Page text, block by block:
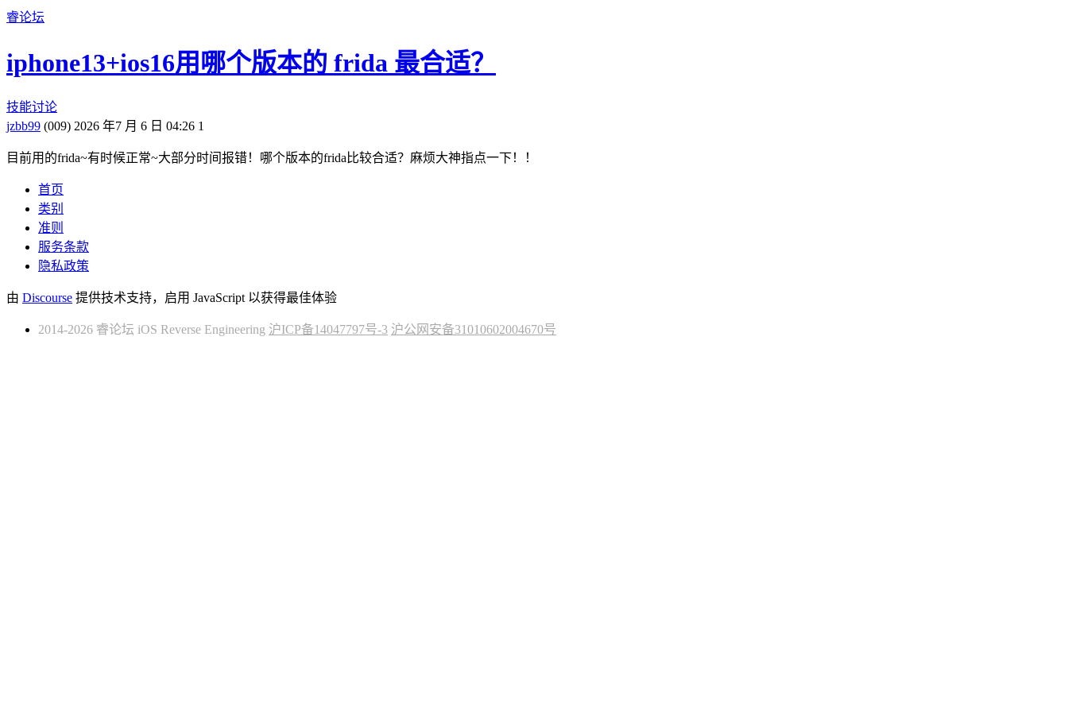
睿论坛
iphone13+ios16用哪个版本的 frida 最合适？
技能讨论
jzbb99 (009) 2026 年7 月 6 日 04:26 1
目前用的frida~有时候正常~大部分时间报错！哪个版本的frida比较合适？麻烦大神指点一下！！
首页
类别
准则
服务条款
隐私政策
由 Discourse 提供技术支持，启用 JavaScript 以获得最佳体验
2014-2026 睿论坛 iOS Reverse Engineering 沪ICP备14047797号-3 沪公网安备31010602004670号